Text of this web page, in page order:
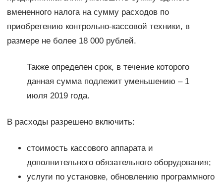
вмененного налога на сумму расходов по
приобретению контрольно-кассовой техники, в
размере не более 18 000 рублей.
Также определен срок, в течение которого
данная сумма подлежит уменьшению – 1
июля 2019 года.
В расходы разрешено включить:
стоимость кассового аппарата и
дополнительного обязательного оборудования;
услуги по установке, обновлению программного